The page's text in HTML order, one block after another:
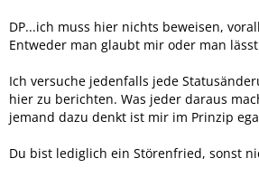
DP...ich muss hier nichts beweisen,
Entweder man glaubt mir oder man
Ich versuche jedenfalls jede
hier zu berichten. Was jeder daraus
jemand dazu denkt ist mir im Prinzip
Du bist lediglich ein Störenfried, sonst